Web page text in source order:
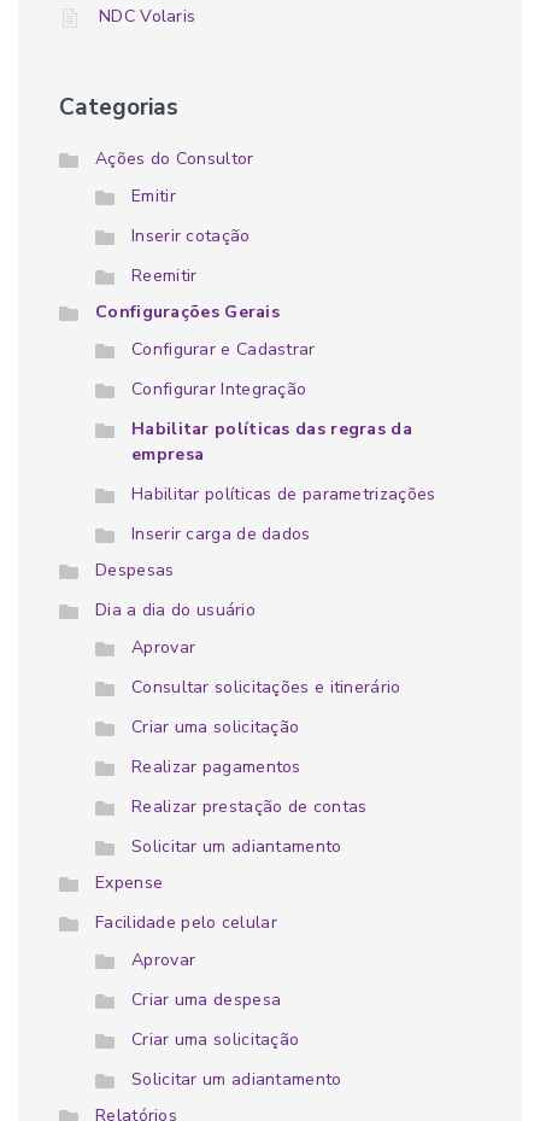
NDC Volaris
Categorias
Ações do Consultor
Emitir
Inserir cotação
Reemitir
Configurações Gerais
Configurar e Cadastrar
Configurar Integração
Habilitar políticas das regras da
empresa
Habilitar políticas de parametrizações
Inserir carga de dados
Despesas
Dia a dia do usuário
Aprovar
Consultar solicitações e itinerário
Criar uma solicitação
Realizar pagamentos
Realizar prestação de contas
Solicitar um adiantamento
Expense
Facilidade pelo celular
Aprovar
Criar uma despesa
Criar uma solicitação
Solicitar um adiantamento
Relatórios